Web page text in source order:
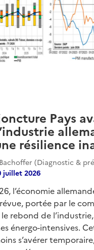
Pays
résilience
(Diagnostic &
juillet 2026
l’économie
portée par le
rebond de
énergo-intensives.
s’avérer